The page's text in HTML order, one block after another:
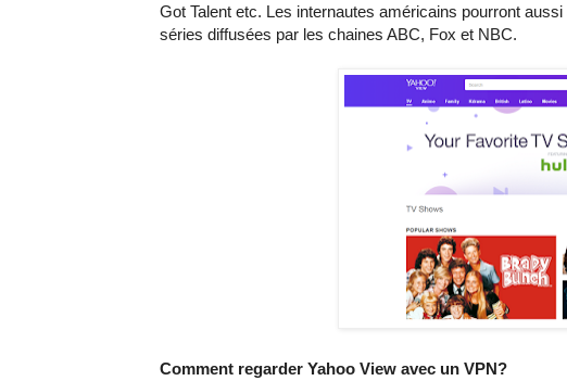
Got Talent etc. Les internautes américains pourront
séries diffusées par les chaines ABC, Fox et NBC.
Comment regarder Yahoo View avec un VPN?